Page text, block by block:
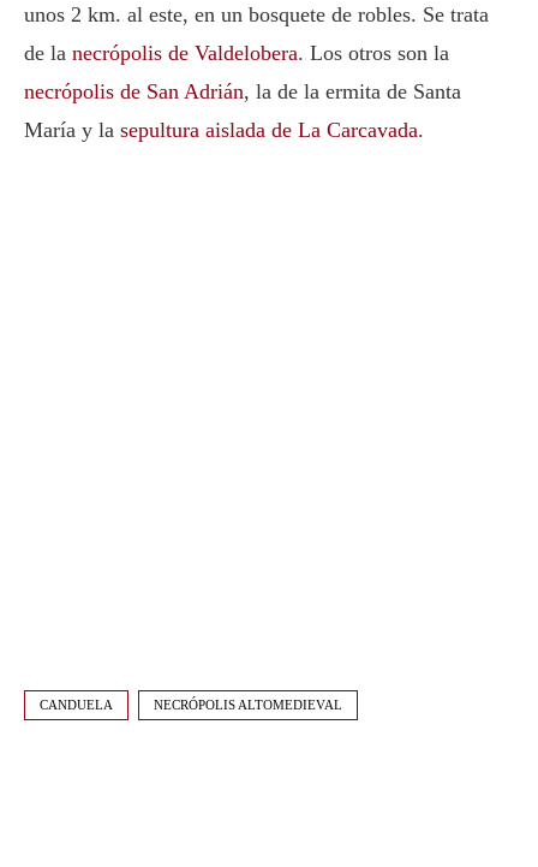
unos 2 km. al este, en un bosquete de robles. Se trata
de la necrópolis de Valdelobera. Los otros son la
necrópolis de San Adrián, la de la ermita de Santa
María y la sepultura aislada de La Carcavada.
CANDUELA NECRÓPOLIS ALTOMEDIEVAL